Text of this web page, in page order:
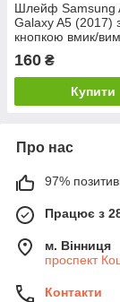
Шлейф Samsung
Galaxy A5 (2017)
кнопкою вмик/
160 ₴
Купити
Про нас
97%
Працює з
м. Вінниця
проспект
Контакти